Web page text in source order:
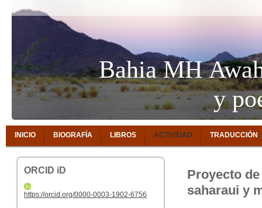
Bahia MH
y
INICIO BIOGRAFÍA LIBROS ACTIVIDAD TRADUCCIÓN
ORCID iD
https://orcid.org/0000-0003-1902-6756
Proyecto
saharaui y